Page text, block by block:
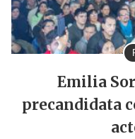
Emilia
precandidata